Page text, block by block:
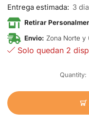
Entrega estimada: 3
Retirar
Envio: Zona Norte y
Solo quedan 2